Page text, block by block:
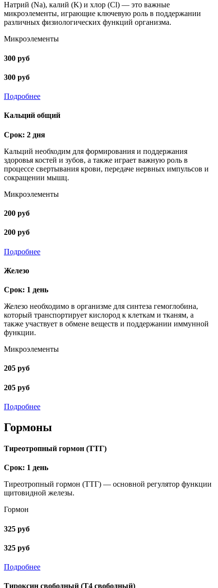
Натрий (Na), калий (K) и хлор (Cl) — это важные
микроэлементы, играющие ключевую роль в поддержании
различных физиологических функций организма.
Микроэлементы
300 руб
300 руб
Подробнее
Кальций общий
Срок: 2 дня
Кальций необходим для формирования и поддержания
здоровья костей и зубов, а также играет важную роль в
процессе свертывания крови, передаче нервных импульсов и
сокращении мышц.
Микроэлементы
200 руб
200 руб
Подробнее
Железо
Срок: 1 день
Железо необходимо в организме для синтеза гемоглобина,
который транспортирует кислород к клеткам и тканям, а
также участвует в обмене веществ и поддержании иммунной
функции.
Микроэлементы
205 руб
205 руб
Подробнее
Гормоны
Тиреотропный гормон (ТТГ)
Срок: 1 день
Тиреотропный гормон (ТТГ) — основной регулятор функции
щитовидной железы.
Гормон
325 руб
325 руб
Подробнее
Тироксин свободный (Т4 свободный)